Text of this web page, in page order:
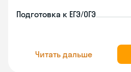
Подготовка к ЕГЭ/ОГЭ
Читать дальше